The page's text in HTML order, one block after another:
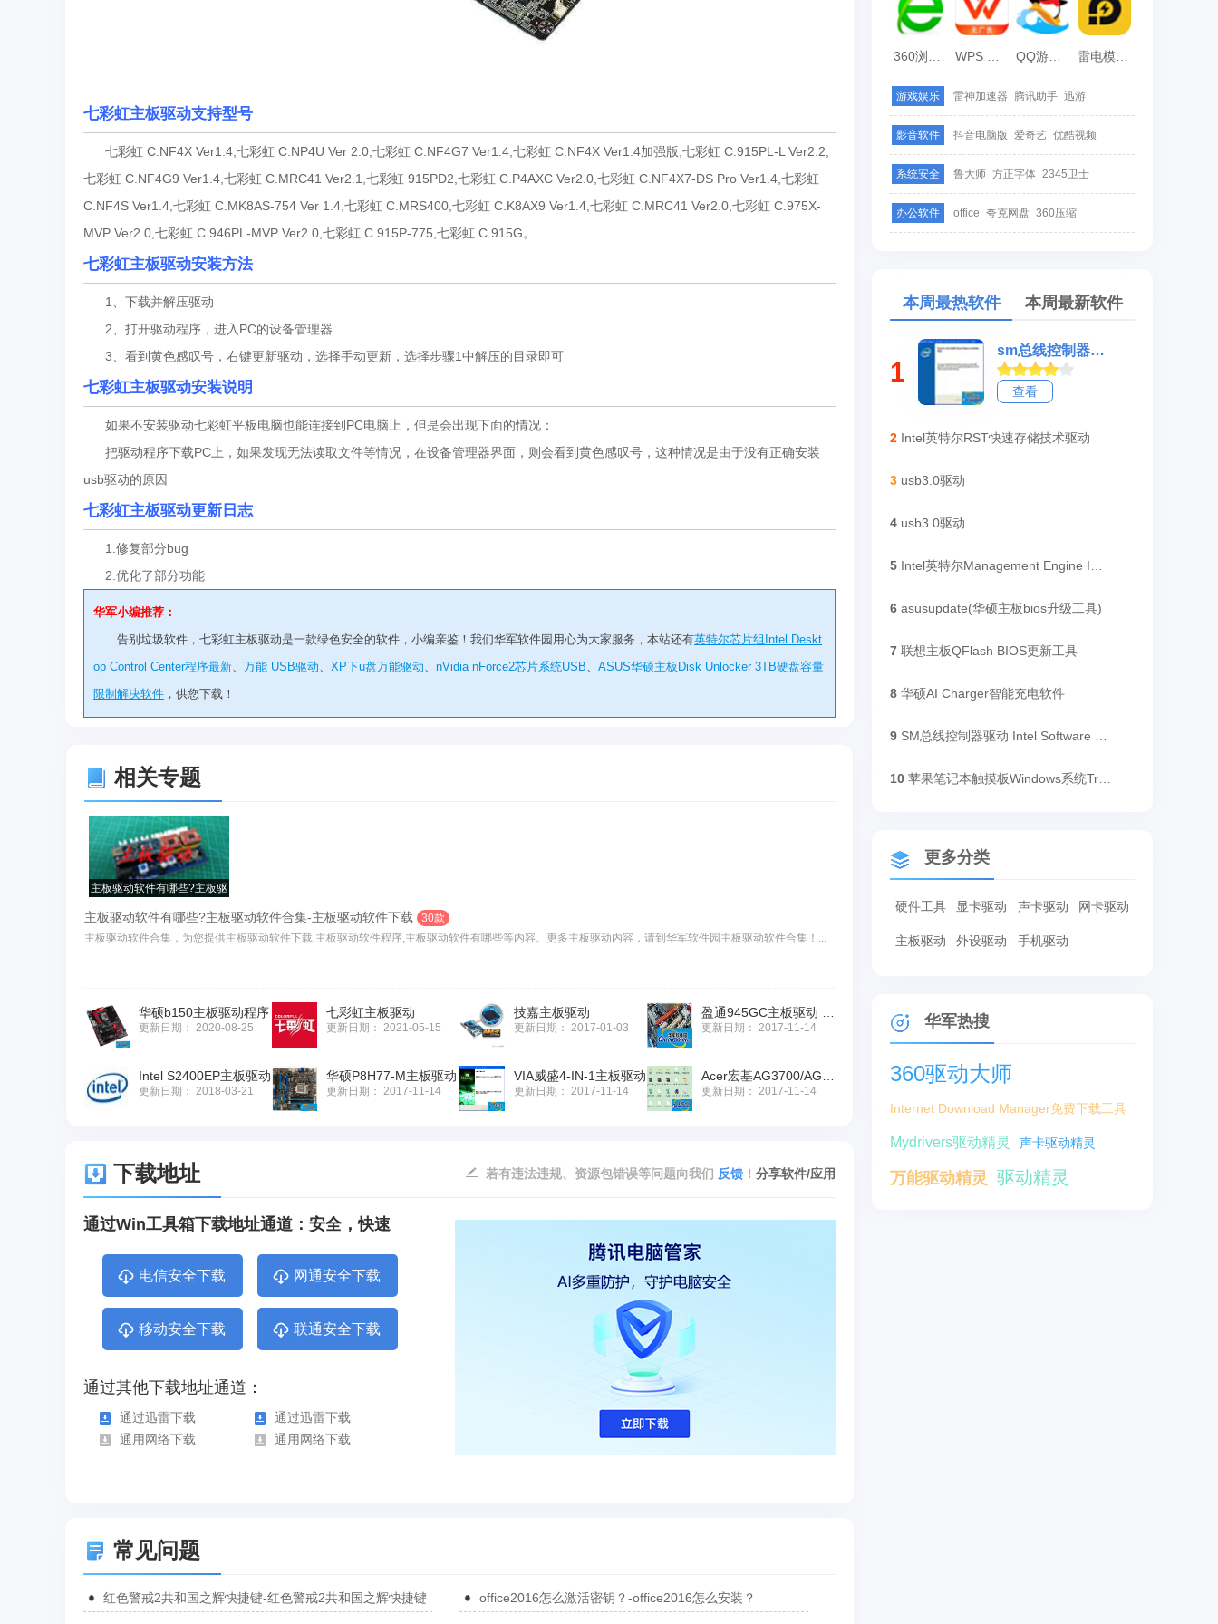
七彩虹主板驱动支持型号
七彩虹 C.NF4X Ver1.4,七彩虹 C.NP4U Ver 2.0,七彩虹 C.NF4G7 Ver1.4,七彩虹 C.NF4X Ver1.4加强版,七彩虹 C.915PL-L Ver2.2,
七彩虹 C.NF4G9 Ver1.4,七彩虹 C.MRC41 Ver2.1,七彩虹 915PD2,七彩虹 C.P4AXC Ver2.0,七彩虹 C.NF4X7-DS Pro Ver1.4,七彩虹
C.NF4S Ver1.4,七彩虹 C.MK8AS-754 Ver 1.4,七彩虹 C.MRS400,七彩虹 C.K8AX9 Ver1.4,七彩虹 C.MRC41 Ver2.0,七彩虹 C.975X-
MVP Ver2.0,七彩虹 C.946PL-MVP Ver2.0,七彩虹 C.915P-775,七彩虹 C.915G。
七彩虹主板驱动安装方法
1、下载并解压驱动
2、打开驱动程序，进入PC的设备管理器
3、看到黄色感叹号，右键更新驱动，选择手动更新，选择步骤1中解压的目录即可
七彩虹主板驱动安装说明
如果不安装驱动七彩虹平板电脑也能连接到PC电脑上，但是会出现下面的情况：
把驱动程序下载PC上，如果发现无法读取文件等情况，在设备管理器界面，则会看到黄色感叹号，这种情况是由于没有正确安装
usb驱动的原因
七彩虹主板驱动更新日志
1.修复部分bug
2.优化了部分功能
华军小编推荐：
告别垃圾软件，七彩虹主板驱动是一款绿色安全的软件，小编亲鉴！我们华军软件园用心为大家服务，本站还有英特尔芯片组Intel Deskt
op Control Center程序最新、 万能 USB驱动、 XP下u盘万能驱动、 nVidia nForce2芯片系统USB、 ASUS华硕主板Disk Unlocker 3TB硬盘容量
限制解决软件 ，供您下载！
相关专题
主板驱动软件有哪些?主板驱
载
主板驱动软件有哪些?主板驱动软件合集-主板驱动软件下载
30款
主板驱动软件合集，为您提供主板驱动软件下载,主板驱动软件程序,主板驱动软件有哪些等内容。更多主板驱动内容，请到华军软件园主板驱动软件合集！...
华硕b150主板驱动程序
更新日期： 2020-08-25
七彩虹主板驱动
更新日期： 2021-05-15
技嘉主板驱动
更新日期： 2017-01-03 更新日期： 2017-11-14
Intel S2400EP主板驱动
更新日期： 2018-03-21
华硕P8H77-M主板驱动
更新日期： 2017-11-14
VIA威盛4-IN-1主板驱动
更新日期： 2017-11-14 更新日期： 2017-11-14
下载地址 分享软件/应用
若有违法违规、资源包错误等问题向我们 反馈 ！
通过Win工具箱下载地址通道：安全，快速
电信安全下载 网通安全下载
移动安全下载 联通安全下载
通过其他下载地址通道：
通过迅雷下载
通过迅雷下载
通用网络下载
通用网络下载
常见问题
红色警戒2共和国之辉快捷键-红色警戒2共和国之辉快捷键
office2016怎么激活密钥？-office2016怎么安装？
雷电模拟器
游戏娱乐 雷神加速器 腾讯助手 迅游
影音软件 抖音电脑版 爱奇艺 优酷视频
系统安全 鲁大师 方正字体 2345卫士
办公软件 office 夸克网盘 360压缩
本周最热软件 本周最新软件
1
sm总线控制器驱动(Intel Software Installation Utility)
查看
2 Intel英特尔RST快速存储技术驱动
3 usb3.0驱动
4 usb3.0驱动
5
6 asusupdate(华硕主板bios升级工具)
7 联想主板QFlash BIOS更新工具
8 华硕AI Charger智能充电软件
9
10
更多分类
硬件工具 显卡驱动 声卡驱动 网卡驱动
主板驱动 外设驱动 手机驱动
华军热搜
360驱动大师
Internet Download Manager免费下载工具
Mydrivers驱动精灵 声卡驱动精灵
万能驱动精灵 驱动精灵